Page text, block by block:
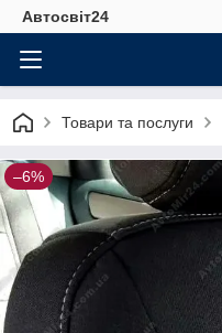
Автосвіт24
Товари та послуги
–6%